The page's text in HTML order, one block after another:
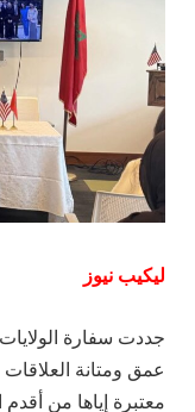
ليكيب نيوز
جددت سفارة
عمق ومتانة
معتبرة إياها من